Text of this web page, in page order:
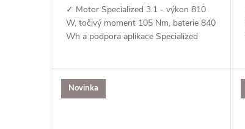
k
✓ Motor Specialized 3.1 - výkon 810
W, točivý moment 105 Nm, baterie 840
Wh a podpora aplikace Specialized
Novinka